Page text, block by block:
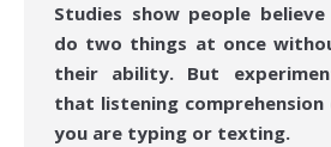
Studies show people
do two things at once
their ability. But
that listening comprehension
you are typing or texting.